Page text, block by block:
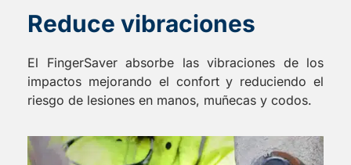
Reduce vibraciones
El FingerSaver absorbe las vibraciones de los
impactos mejorando el confort y reduciendo el
riesgo de lesiones en manos, muñecas y codos.